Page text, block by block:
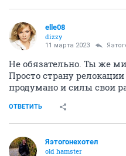
elle08
dizzy
11 марта 2023
Не обязательно. Ты же
Просто страну
продумано и силы свои
ОТВЕТИТЬ
Яэтогонехотел
old hamster